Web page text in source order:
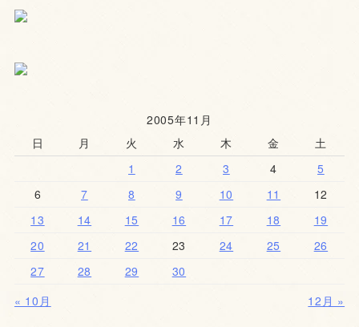
2005年11月
日
月 火 水 木 金
土
1
2 3 4
5
6
7 8 9 10 11
12
13
14 15 16 17 18
19
20
21 22 23 24 25
26
27
28 29
30
« 10月
12月 »